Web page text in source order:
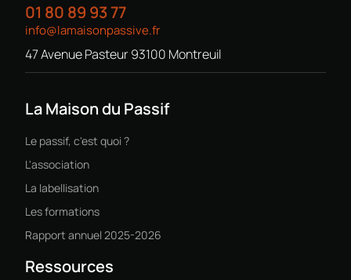
01 80 89 93 77
info@lamaisonpassive.fr
47 Avenue Pasteur 93100 Montreuil
La Maison du Passif
Le passif, c'est quoi ?
L'association
La labellisation
Les formations
Rapport annuel 2025-2026
Ressources